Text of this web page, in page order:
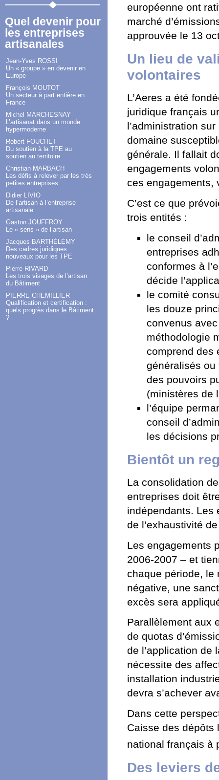
Quel devenir pour
les entreprises
artisanales
Jean-Yves ROSSI
Un « groupe » en devenir en
Europe
François MOUTOT
Un secteur à part entière en
France
Michel MARCHESNAY
L’artisanat dans un monde
hypermoderne
Robert FOUCHET
Du soutien à la TPE au
soutien au territoire
Christian MARBACH
Les défis à relever par les très
petites entreprises
Didier LIVIO
De l’artisan à l’entreprise
artisanale
Gaston JOUFFROY
Le « sens » de l’artisan
Jacques BARTHÉLÉMY
Des cadres juridiques
nouveaux pour les TPE
Pierre RIVARD
Les trois visages de l’artisan
du Bâtiment
PIERRE CHEMILLIER
Qualification et certification :
quels progrès dans le Bâtiment
?
européenne ont
marché
approuvée le 13
Un lieu de
volontaires
L’Aeres a été
juridique français
l’administration
domaine
générale. Il fallait
engagements
ces engagements,
C’est ce que
trois entités :
le conseil
entreprises
conformes à
décide
le comité
les douze
convenus
méthodologie
comprend des
généralisés
des pouvoirs
(ministères de
l’équipe
conseil
les décisions
Bientôt un
La consolidation
entreprises doit
indépendants. Les
de l’exhaustivité
Les engagements
2006-2007 – et
chaque période, le
négative, une
excès sera
Parallèlement aux
de quotas
de l’application de
nécessite des
installation
devra s’achever
Dans cette
Caisse des dépôts
national français à
Des leviers